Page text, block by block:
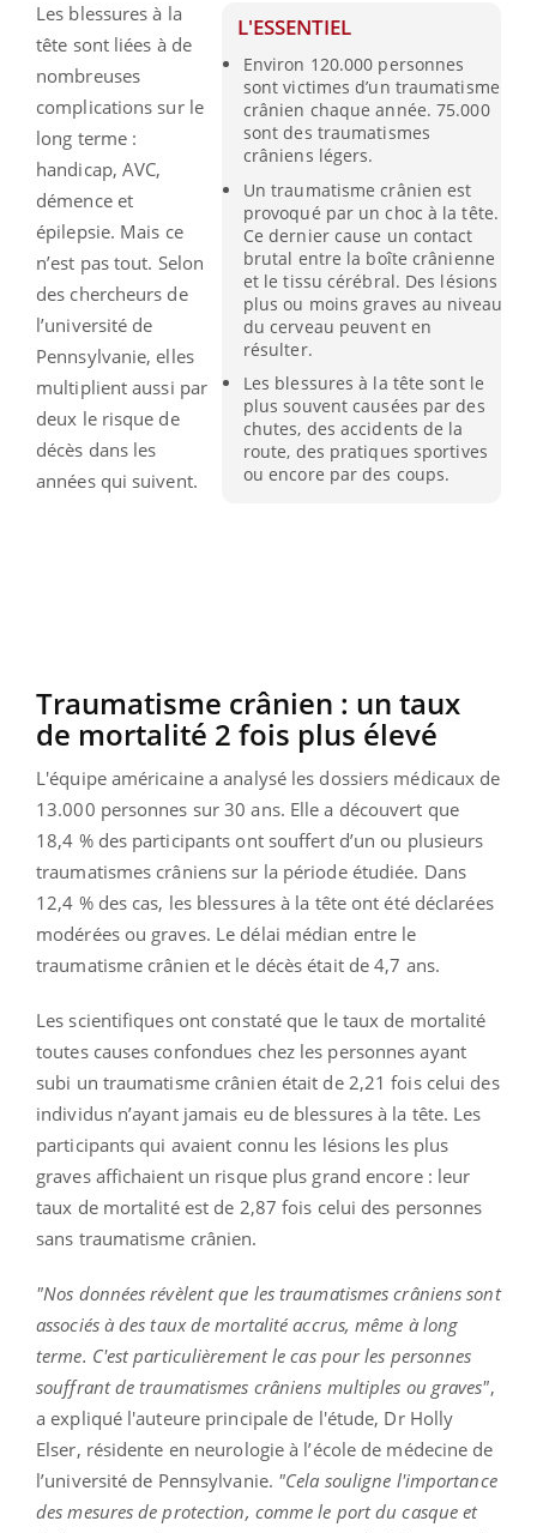
L'ESSENTIEL
Environ 120.000 personnes
sont victimes d’un traumatisme
crânien chaque année. 75.000
sont des traumatismes
crâniens légers.
Un traumatisme crânien est
provoqué par un choc à la tête.
Ce dernier cause un contact
brutal entre la boîte crânienne
et le tissu cérébral. Des lésions
plus ou moins graves au niveau
du cerveau peuvent en
résulter.
Les blessures à la tête sont le
plus souvent causées par des
chutes, des accidents de la
route, des pratiques sportives
ou encore par des coups.
Les blessures à la
tête sont liées à de
nombreuses
complications sur le
long terme :
handicap, AVC,
démence et
épilepsie. Mais ce
n’est pas tout. Selon
des chercheurs de
l’université de
Pennsylvanie, elles
multiplient aussi par
deux le risque de
décès dans les
années qui suivent.
Traumatisme crânien : un taux
de mortalité 2 fois plus élevé
L'équipe américaine a analysé les dossiers médicaux de
13.000 personnes sur 30 ans. Elle a découvert que
18,4 % des participants ont souffert d’un ou plusieurs
traumatismes crâniens sur la période étudiée. Dans
12,4 % des cas, les blessures à la tête ont été déclarées
modérées ou graves. Le délai médian entre le
traumatisme crânien et le décès était de 4,7 ans.
Les scientifiques ont constaté que le taux de mortalité
toutes causes confondues chez les personnes ayant
subi un traumatisme crânien était de 2,21 fois celui des
individus n’ayant jamais eu de blessures à la tête. Les
participants qui avaient connu les lésions les plus
graves affichaient un risque plus grand encore : leur
taux de mortalité est de 2,87 fois celui des personnes
sans traumatisme crânien.
"Nos données révèlent que les traumatismes crâniens sont
associés à des taux de mortalité accrus, même à long
terme. C'est particulièrement le cas pour les personnes
souffrant de traumatismes crâniens multiples ou graves",
a expliqué l'auteure principale de l'étude, Dr Holly
Elser, résidente en neurologie à l’école de médecine de
l’université de Pennsylvanie. "Cela souligne l'importance
des mesures de protection, comme le port du casque et